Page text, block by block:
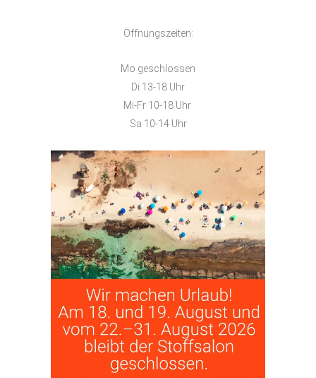
Öffnungszeiten:
Mo geschlossen
Di 13-18 Uhr
Mi-Fr 10-18 Uhr
Sa 10-14 Uhr